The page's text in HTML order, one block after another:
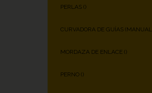
PERLAS ()
CURVADORA DE GUÍAS
MORDAZA DE ENLACE ()
PERNO ()